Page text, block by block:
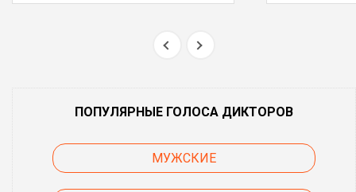
ПОПУЛЯРНЫЕ ГОЛОСА ДИКТОРОВ
МУЖСКИЕ